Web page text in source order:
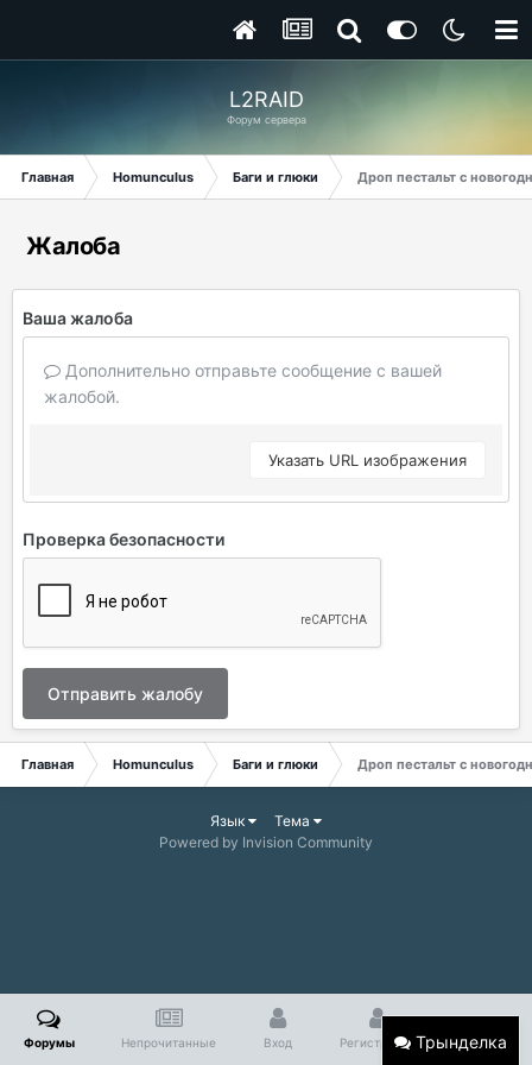
L2RAID
Форум сервера
Главная Homunculus Баги и глюки Дроп пестальт с
Жалоба
Ваша жалоба
Дополнительно отправьте сообщение с вашей
жалобой.
Указать URL изображения
Проверка безопасности
Отправить жалобу
Главная Homunculus Баги и глюки Дроп пестальт с
Трынделка
Язык
Тема
Powered by Invision Community
Форумы Непрочитанные Вход Регистрация Больше